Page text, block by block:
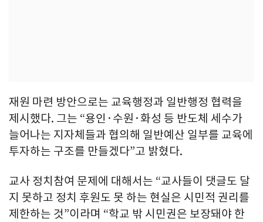
재원 마련 방안으로는 교육행정과 일반행정 협력을
제시했다. 그는 “용인·수원·화성 등 반도체 세수가
늘어나는 지자체들과 협의해 일반예산 일부를 교육에
투자하는 구조를 만들겠다”고 밝혔다.
교사 정치참여 문제에 대해서는 “교사들이 댓글도 달
지 못하고 정치 후원도 못 하는 현실은 시민적 권리를
제한하는 것”이라며 “학교 밖 시민권은 보장돼야 한